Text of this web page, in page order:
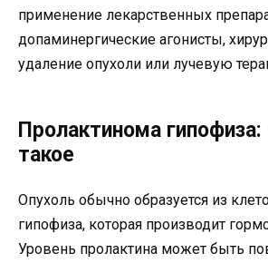
применение лекарственных
допаминергические агонисты,
удаление опухоли или лучевую
Пролактинома гипофиза:
такое
Опухоль обычно образуется из
гипофиза, которая производит
Уровень пролактина может быть